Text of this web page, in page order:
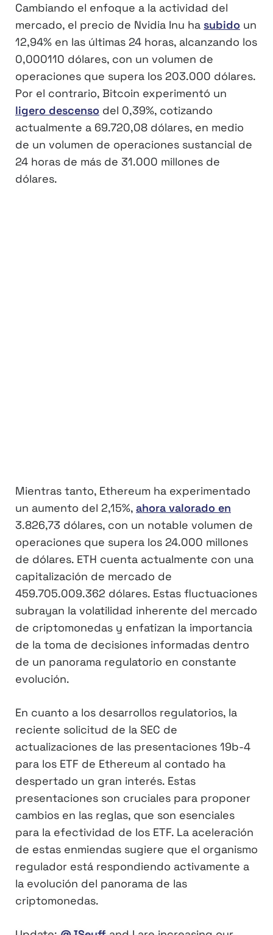
Cambiando el enfoque a la actividad del
mercado, el precio de Nvidia Inu ha subido un
12,94% en las últimas 24 horas, alcanzando los
0,000110 dólares, con un volumen de
operaciones que supera los 203.000 dólares.
Por el contrario, Bitcoin experimentó un
ligero descenso del 0,39%, cotizando
actualmente a 69.720,08 dólares, en medio
de un volumen de operaciones sustancial de
24 horas de más de 31.000 millones de
dólares.
Mientras tanto, Ethereum ha experimentado
un aumento del 2,15%, ahora valorado en
3.826,73 dólares, con un notable volumen de
operaciones que supera los 24.000 millones
de dólares. ETH cuenta actualmente con una
capitalización de mercado de
459.705.009.362 dólares. Estas fluctuaciones
subrayan la volatilidad inherente del mercado
de criptomonedas y enfatizan la importancia
de la toma de decisiones informadas dentro
de un panorama regulatorio en constante
evolución.
En cuanto a los desarrollos regulatorios, la
reciente solicitud de la SEC de
actualizaciones de las presentaciones 19b-4
para los ETF de Ethereum al contado ha
despertado un gran interés. Estas
presentaciones son cruciales para proponer
cambios en las reglas, que son esenciales
para la efectividad de los ETF. La aceleración
de estas enmiendas sugiere que el organismo
regulador está respondiendo activamente a
la evolución del panorama de las
criptomonedas.